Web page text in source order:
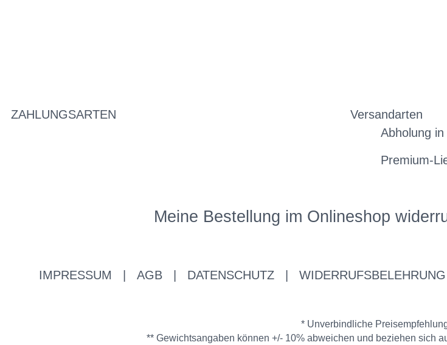
ZAHLUNGSARTEN
Versandarten
Abholung
Premium-
Meine Bestellung im Onlineshop
IMPRESSUM AGB DATENSCHUTZ WIDERRUFSBELEHRUNG
* Unverbindliche
** Gewichtsangaben können +/- 10% abweichen und beziehen sich